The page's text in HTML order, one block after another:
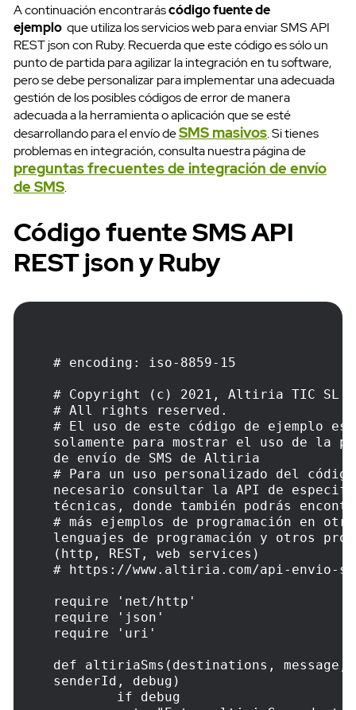
SMS Masivos
A continuación encontraráscódigo fuente de
ejemplo que utiliza los servicios web para enviar SMS API
REST json con Ruby. Recuerda que este código es sólo un
punto de partida para agilizar la integración en tu software,
pero se debe personalizar para implementar una adecuada
gestión de los posibles códigos de error de manera
adecuada a la herramienta o aplicación que se esté
desarrollando para el envío deSMS masivos. Si tienes
problemas en integración, consulta nuestra página de
preguntas frecuentes de integración de envío
de SMS.
Código fuente SMS API
REST json y Ruby
# encoding: iso-8859-15
# Copyright (c) 2021, Altiria TIC SL
# All rights reserved.
# El uso de este código de ejemplo es
solamente para mostrar el uso de la
de envío de SMS de Altiria
# Para un uso personalizado del
necesario consultar la API de
técnicas, donde también podrás
# más ejemplos de programación en
lenguajes de programación y otros
(http, REST, web services)
# https://www.altiria.com/api-envio-
require 'net/http'
require 'json'
require 'uri'
def altiriaSms(destinations, message,
senderId, debug)
	if debug